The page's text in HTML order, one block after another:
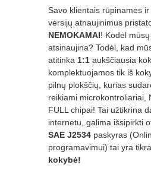
Savo klientais rūpinamės
versijų atnaujinimus
NEMOKAMAI! Kodėl
atsinaujina? Todėl, kad
atitinka 1:1 aukščiausia
komplektuojamos tik iš
pilnų plokščių, kurias
reikiami microkontroliariai,
FULL chipai! Tai užtikrina
internetu, galima išsipirkti
SAE J2534 paskyras
programavimui) tai yra
kokybė!